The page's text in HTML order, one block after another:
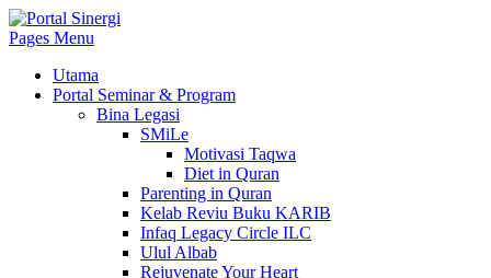
Pages Menu
Utama
Portal Seminar & Program
Bina Legasi
SMiLe
Motivasi Taqwa
Diet in Quran
Parenting in Quran
Kelab Reviu Buku KARIB
Infaq Legacy Circle ILC
Ulul Albab
Rejuvenate Your Heart